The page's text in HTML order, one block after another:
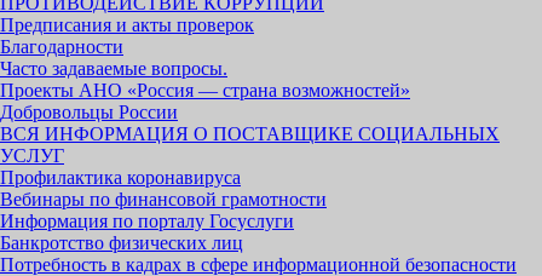
Предписания и акты проверок
Благодарности
Часто задаваемые вопросы.
Проекты АНО «Россия — страна возможностей»
Добровольцы России
ВСЯ ИНФОРМАЦИЯ О ПОСТАВЩИКЕ СОЦИАЛЬНЫХ
УСЛУГ
Профилактика коронавируса
Вебинары по финансовой грамотности
Информация по порталу Госуслуги
Банкротство физических лиц
Потребность в кадрах в сфере информационной безопасности